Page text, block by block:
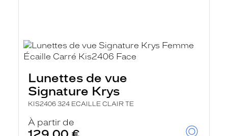
Lunettes de vue
Signature Krys
KIS2406 324 ECAILLE CLAIR TE
À partir de